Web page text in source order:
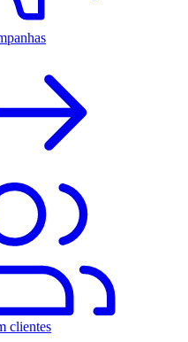
clientes